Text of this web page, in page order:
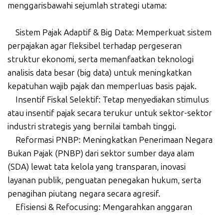
menggarisbawahi sejumlah strategi utama:
Sistem Pajak Adaptif & Big Data: Memperkuat sistem
perpajakan agar fleksibel terhadap pergeseran
struktur ekonomi, serta memanfaatkan teknologi
analisis data besar (big data) untuk meningkatkan
kepatuhan wajib pajak dan memperluas basis pajak.
Insentif Fiskal Selektif: Tetap menyediakan stimulus
atau insentif pajak secara terukur untuk sektor-sektor
industri strategis yang bernilai tambah tinggi.
Reformasi PNBP: Meningkatkan Penerimaan Negara
Bukan Pajak (PNBP) dari sektor sumber daya alam
(SDA) lewat tata kelola yang transparan, inovasi
layanan publik, penguatan penegakan hukum, serta
penagihan piutang negara secara agresif.
Efisiensi & Refocusing: Mengarahkan anggaran